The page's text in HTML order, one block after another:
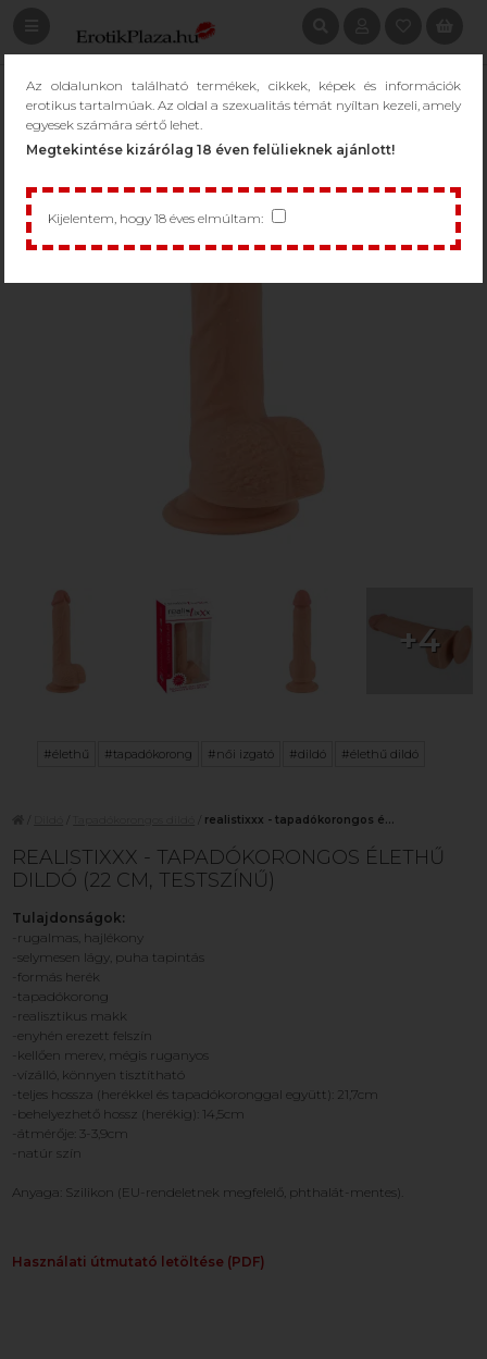
Az oldalunkon található termékek, cikkek, képek és információk
erotikus tartalmúak. Az oldal a szexualitás témát nyíltan kezeli, amely
egyesek számára sértő lehet.
Megtekintése kizárólag 18 éven felülieknek ajánlott!
Kijelentem, hogy 18 éves elmúltam:
+4
#élethű #tapadókorong #női izgató #dildó #élethű dildó
realistixxx - tapadókorongos é...
REALISTIXXX - TAPADÓKORONGOS ÉLETHŰ
DILDÓ (22 CM, TESTSZÍNŰ)
Tulajdonságok:
-rugalmas, hajlékony
-selymesen lágy, puha tapintás
-formás herék
-tapadókorong
-realisztikus makk
-enyhén erezett felszín
-kellően merev, mégis ruganyos
-vízálló, könnyen tisztítható
-teljes hossza (herékkel és tapadókoronggal együtt): 21,7cm
-behelyezhető hossz (herékig): 14,5cm
-átmérője: 3-3,9cm
-natúr szín
Anyaga: Szilikon (EU-rendeletnek megfelelő, phthalát-mentes).
Használati útmutató letöltése (PDF)